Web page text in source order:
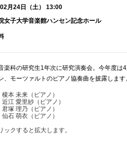
月24日（土） 13:00
子大学音楽館ハンセン記念ホール
楽科の研究生1年次に研究演奏会。今年度は
、モーツァルトのピアノ協奏曲を披露します
本 未来（ピアノ）
江 愛里紗（ピアノ）
塚 理乃（ピアノ）
石 萌衣（ピアノ）
クすると拡大します。